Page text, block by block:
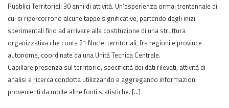
Pubblici Territoriali 30 anni di attività. Un’esperienza ormai trentennale di
cui si ripercorrono alcune tappe significative, partendo dagli inizi
sperimentali fino ad arrivare alla costituzione di una struttura
organizzativa che conta 21 Nuclei territoriali, fra regioni e province
autonome, coordinate da una Unità Tecnica Centrale.
Capillare presenza sul territorio, specificità dei dati rilevati, attività di
analisi e ricerca condotta utilizzando e aggregando informazioni
provenienti da molte altre fonti statistiche. […]